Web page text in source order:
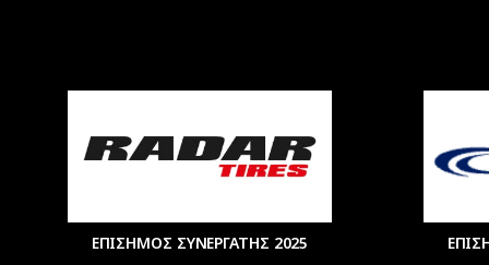
ΕΠΙΣΗΜΟΣ ΣΥΝΕΡΓΑΤΗΣ 2025